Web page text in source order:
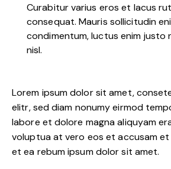
Curabitur varius eros et lacus
consequat. Mauris sollicitudin
condimentum, luctus enim justo
nisl.
Lorem ipsum dolor sit amet,
elitr, sed diam nonumy eirmod
labore et dolore magna aliquyam
voluptua at vero eos et accusam
et ea rebum ipsum dolor sit amet.